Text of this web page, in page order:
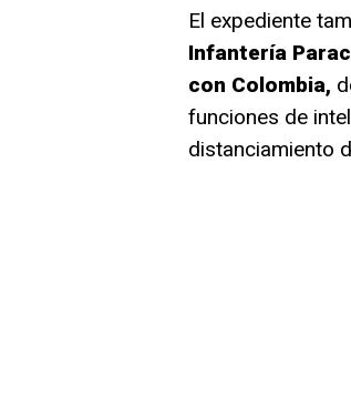
El expediente
Infantería
con Colombia,
funciones de
distanciamiento